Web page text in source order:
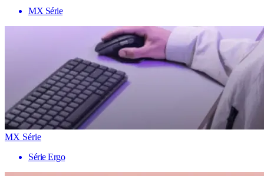
MX Série
MX Série
Série Ergo